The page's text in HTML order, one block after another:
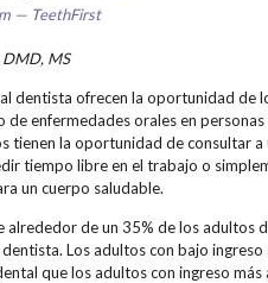
— TeethFirst
MS
dentista ofrecen la oportunidad de
enfermedades orales en
tienen la oportunidad de consultar
tiempo libre en el trabajo o
un cuerpo saludable.
alrededor de un 35% de los adultos
Los adultos con bajo
que los adultos con ingreso más